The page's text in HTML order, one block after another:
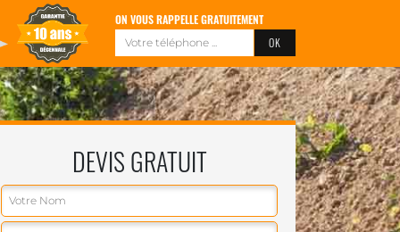
ON VOUS RAPPELLE GRATUITEMENT
DEVIS GRATUIT